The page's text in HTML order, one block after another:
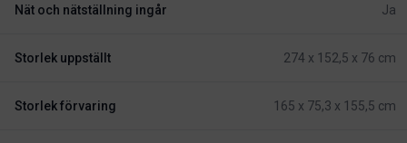
Nät och nätställning ingår Ja
Storlek uppställt 274 x 152,5 x 76 cm
Storlek förvaring 165 x 75,3 x 155,5 cm